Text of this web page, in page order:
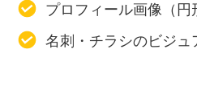
プロフィール画像（円
名刺・チラシのビジュ